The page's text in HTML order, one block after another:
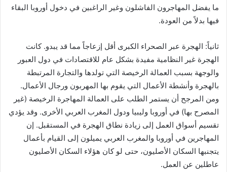
ما يفضل المهاجرون الفاشلون وغير الراغبين في دخول أوروبا البقاء
فيها بدلاً من العودة.
ثانياً: الهجرة عبر الصحراء الكبرى أقل إزعاجاً مما قد يبدو. كانت
الهجرة غير النظامية مفيدة بشكل عام للاقتصادات في دول العبور
والوجهة بسبب العمالة الرخيصة التي تولدها والتجارة المرتبطة
بالهجرة وأنشطة الأعمال التي يقوم بها المهربون ورجال الأعمال.
ومن المرجح أن يستمر الطلب على العمالة المهاجرة الرخيصة (غير
المصرح بها) في أوروبا وليبيا ودول المغرب العربي الأخرى. وقد يؤدي
تقسيم أسواق العمل إلى زيادة نطاق الهجرة في المستقبل. إن
المهاجرين في أوروبا والمغرب العربي يميلون إلى القيام بأعمال
يتجنبها السكان الأصليون، حتى لو كان هؤلاء السكان الأصليون
عاطلين عن العمل.